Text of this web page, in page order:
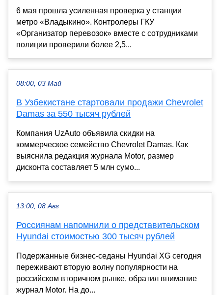
6 мая прошла усиленная проверка у станции
метро «Владыкино». Контролеры ГКУ
«Организатор перевозок» вместе с сотрудниками
полиции проверили более 2,5...
08:00, 03 Май
В Узбекистане стартовали продажи Chevrolet
Damas за 550 тысяч рублей
Компания UzAuto объявила скидки на
коммерческое семейство Chevrolet Damas. Как
выяснила редакция журнала Motor, размер
дисконта составляет 5 млн сумо...
13:00, 08 Авг
Россиянам напомнили о представительском
Hyundai стоимостью 300 тысяч рублей
Подержанные бизнес-седаны Hyundai XG сегодня
переживают вторую волну популярности на
российском вторичном рынке, обратил внимание
журнал Motor. На до...